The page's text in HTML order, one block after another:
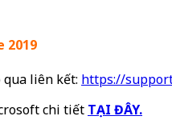
2019
liên kết: https://
chi tiết TẠI ĐÂY.